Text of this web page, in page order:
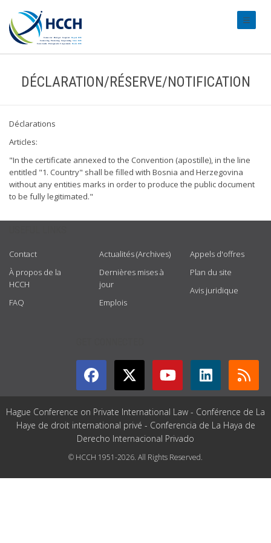
DÉCLARATION/RÉSERVE/NOTIFICATION
Déclarations
Articles:
"In the certificate annexed to the Convention (apostille), in the line
entitled "1. Country" shall be filled with Bosnia and Herzegovina
without any entities marks in order to produce the public document
to be fully legitimated."
Contact
À propos de la
HCCH
FAQ
Actualités (Archives)
Dernières mises à
jour
Emplois
Appels d'offres
Plan du site
Avis juridique
Hague Conference on Private International Law - Conférence de La
Haye de droit international privé - Conferencia de La Haya de
Derecho Internacional Privado
© HCCH 1951-2026. All Rights Reserved.